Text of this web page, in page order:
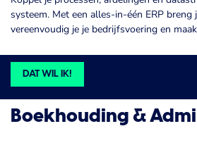
systeem. Met een alles-in-één ERP breng
vereenvoudig je je bedrijfsvoering en
DAT WIL IK!
Boekhouding &